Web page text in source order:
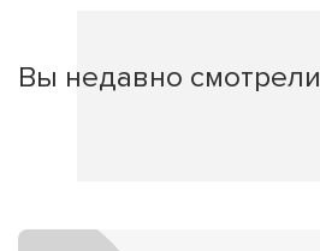
Вы недавно смотрели